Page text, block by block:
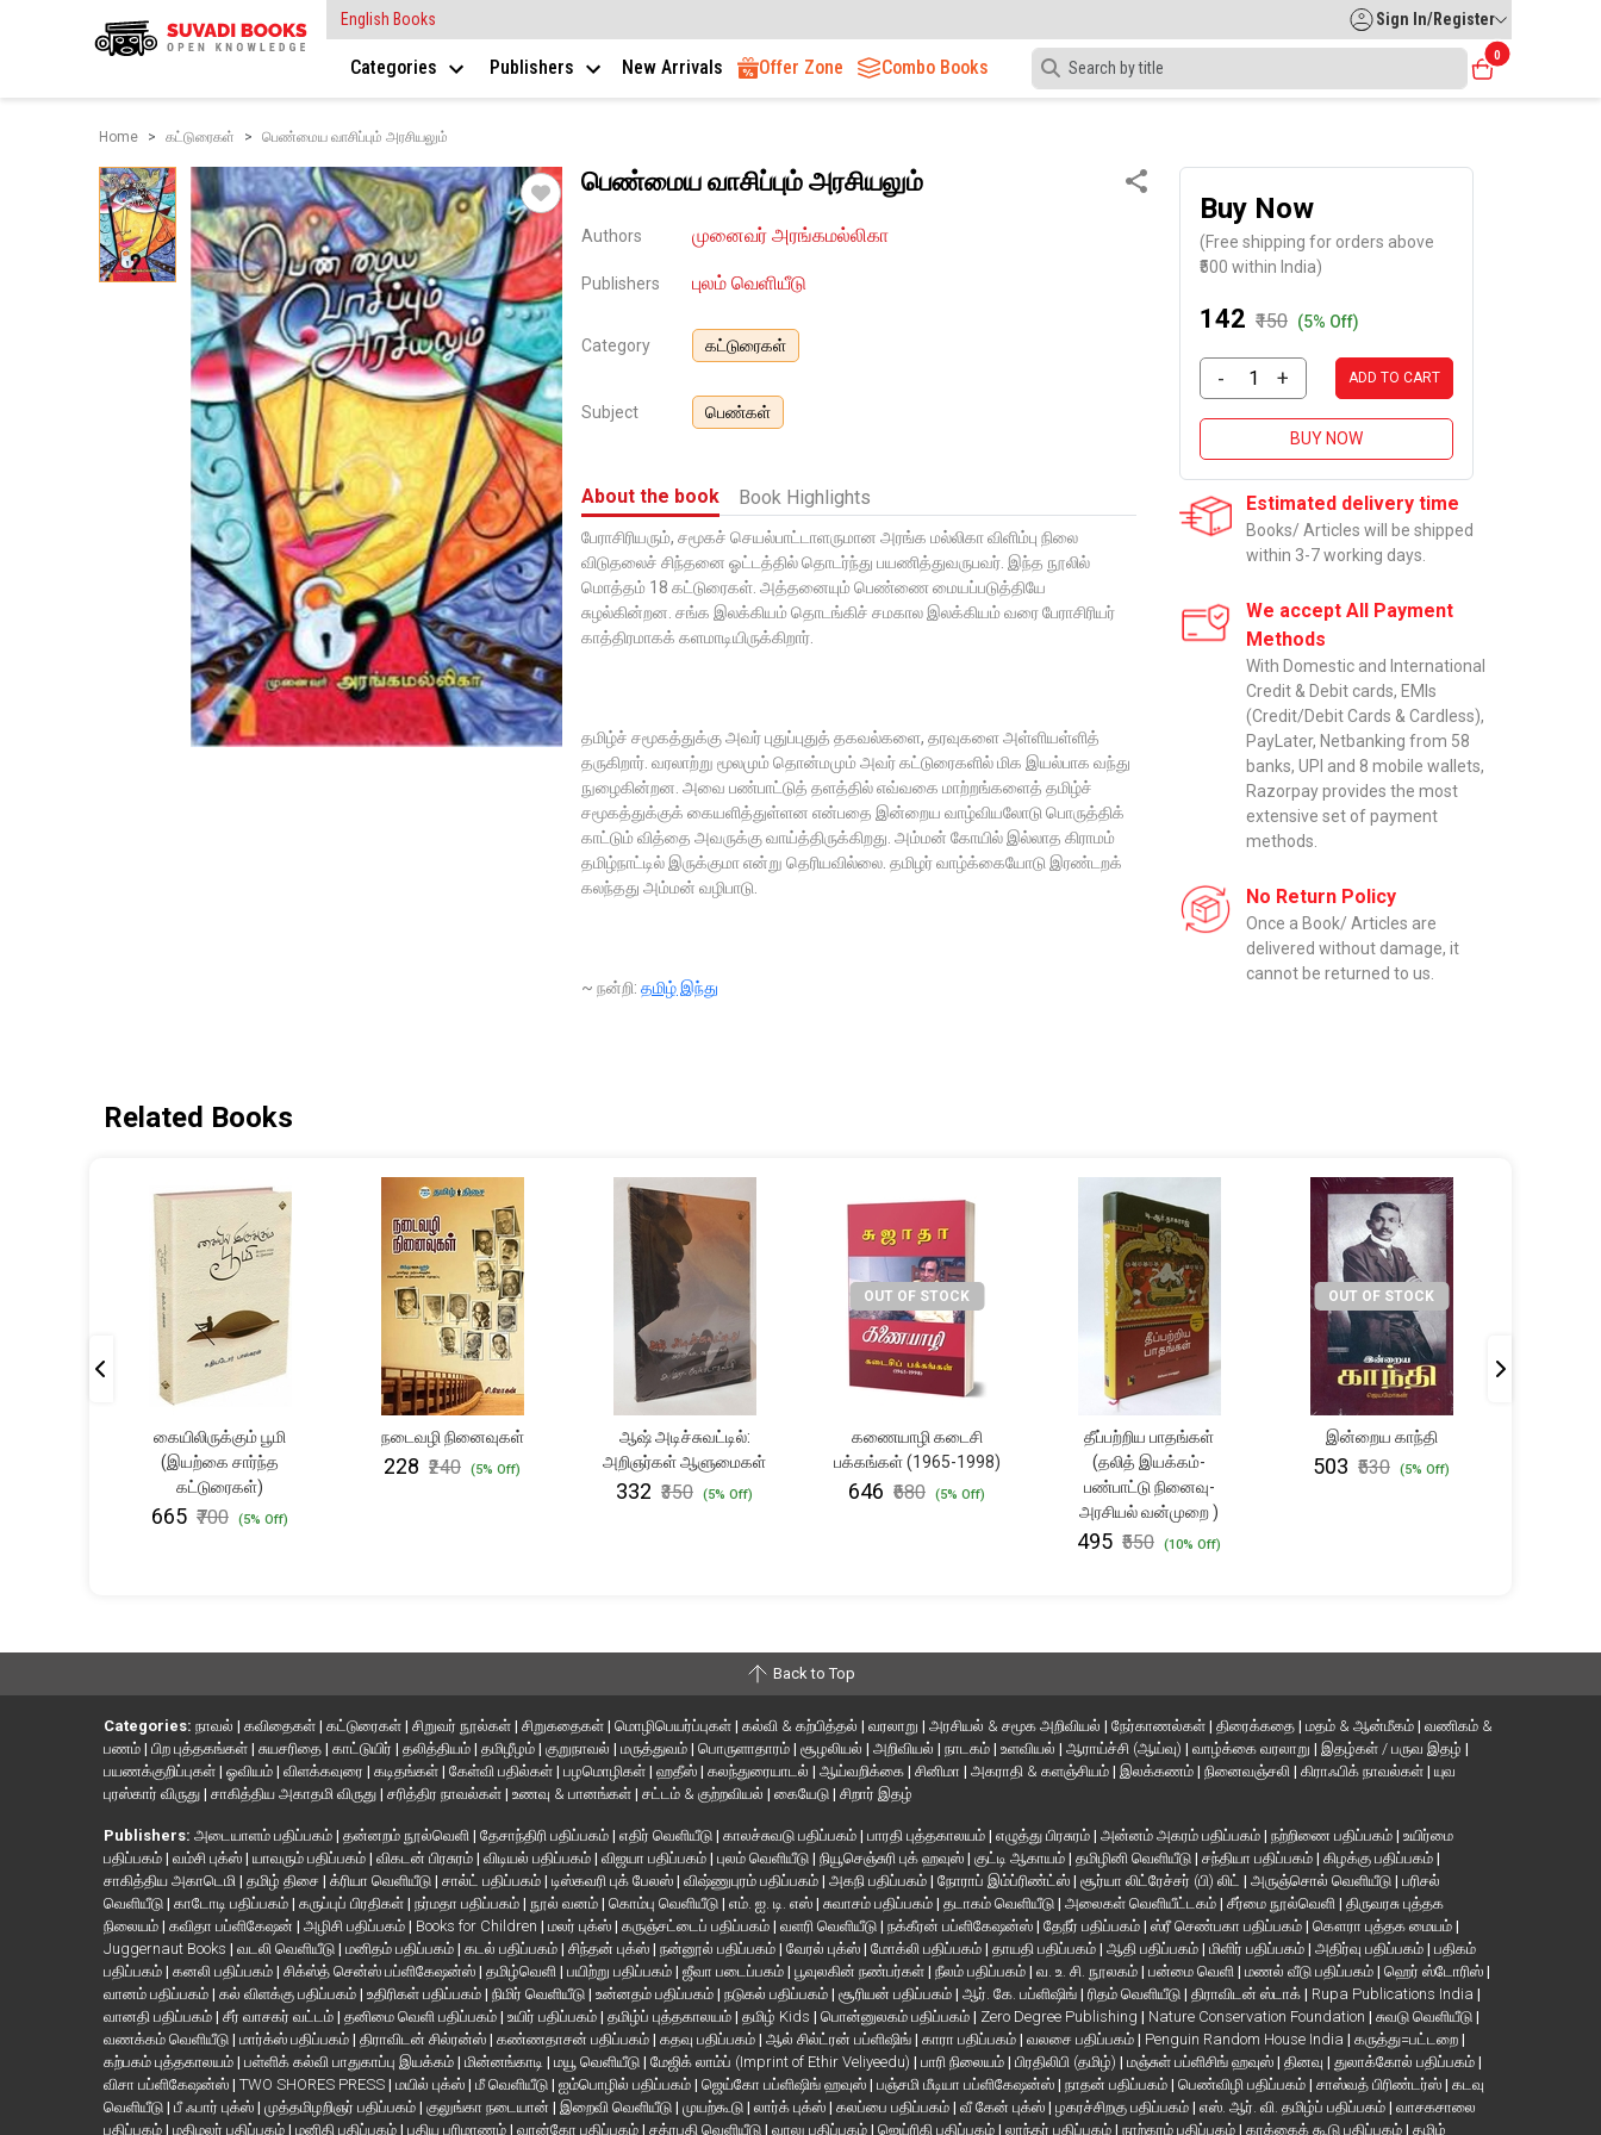
English Books Sign In/Register
Categories Publishers New Arrivals Offer Zone Combo Books
0
Home கட்டுரைகள் பெண்மைய வாசிப்பும் அரசியலும்
பெண்மைய வாசிப்பும் அரசியலும்
Authors முனைவர் அரங்கமல்லிகா
Publishers புலம் வெளியீடு
Category கட்டுரைகள்
Subject பெண்கள்
About the book Book Highlights
பேராசிரியரும், சமூகச் செயல்பாட்டாளருமான அரங்க மல்லிகா விளிம்பு நிலை
விடுதலைச் சிந்தனை ஓட்டத்தில் தொடர்ந்து பயணித்துவருபவர். இந்த நூலில்
மொத்தம் 18 கட்டுரைகள். அத்தனையும் பெண்ணை மையப்படுத்தியே
சுழல்கின்றன. சங்க இலக்கியம் தொடங்கிச் சமகால இலக்கியம் வரை பேராசிரியர்
காத்திரமாகக் களமாடியிருக்கிறார்.
தமிழ்ச் சமூகத்துக்கு அவர் புதுப்புதுத் தகவல்களை, தரவுகளை அள்ளியள்ளித்
தருகிறார். வரலாற்று மூலமும் தொன்மமும் அவர் கட்டுரைகளில் மிக இயல்பாக வந்து
நுழைகின்றன. அவை பண்பாட்டுத் தளத்தில் எவ்வகை மாற்றங்களைத் தமிழ்ச்
சமூகத்துக்குக் கையளித்துள்ளன என்பதை இன்றைய வாழ்வியலோடு பொருத்திக்
காட்டும் வித்தை அவருக்கு வாய்த்திருக்கிறது. அம்மன் கோயில் இல்லாத கிராமம்
தமிழ்நாட்டில் இருக்குமா என்று தெரியவில்லை. தமிழர் வாழ்க்கையோடு இரண்டறக்
கலந்தது அம்மன் வழிபாடு.
~ நன்றி: தமிழ் இந்து
Buy Now
(Free shipping for orders above
₹500 within India)
₹142 ₹150 (5% Off)
- + ADD TO CART
BUY NOW
Estimated delivery time
Books/ Articles will be shipped
within 3-7 working days.
We accept All Payment
Methods
With Domestic and International
Credit & Debit cards, EMIs
(Credit/Debit Cards & Cardless),
PayLater, Netbanking from 58
banks, UPI and 8 mobile wallets,
Razorpay provides the most
extensive set of payment
methods.
No Return Policy
Once a Book/ Articles are
delivered without damage, it
cannot be returned to us.
Related Books
கையிலிருக்கும் பூமி
(இயற்கை சார்ந்த
கட்டுரைகள்)
₹665 ₹700 (5% Off)
நடைவழி நினைவுகள்
₹228 ₹240 (5% Off)
ஆஷ் அடிச்சுவட்டில்:
அறிஞர்கள் ஆளுமைகள்
₹332 ₹350 (5% Off)
OUT OF STOCK
கணையாழி கடைசி
பக்கங்கள் (1965-1998)
₹646 ₹680 (5% Off)
தீப்பற்றிய பாதங்கள்
(தலித் இயக்கம்-
பண்பாட்டு நினைவு-
அரசியல் வன்முறை )
₹495 ₹550 (10% Off)
OUT OF STOCK
இன்றைய காந்தி
₹503 ₹530 (5% Off)
Back to Top
Categories: நாவல் | கவிதைகள் | கட்டுரைகள் | சிறுவர் நூல்கள் | சிறுகதைகள் | மொழிபெயர்ப்புகள் | கல்வி & கற்பித்தல் | வரலாறு | அரசியல் & சமூக அறிவியல் | நேர்காணல்கள் | திரைக்கதை | மதம் & ஆன்மீகம் | வணிகம் &
பணம் | பிற புத்தகங்கள் | சுயசரிதை | காட்டுயிர் | தலித்தியம் | தமிழீழம் | குறுநாவல் | மருத்துவம் | பொருளாதாரம் | சூழலியல் | அறிவியல் | நாடகம் | உளவியல் | ஆராய்ச்சி (ஆய்வு) | வாழ்க்கை வரலாறு | இதழ்கள் / பருவ இதழ் |
பயணக்குறிப்புகள் | ஓவியம் | விளக்கவுரை | கடிதங்கள் | கேள்வி பதில்கள் | பழமொழிகள் | ஹதீஸ் | கலந்துரையாடல் | ஆய்வறிக்கை | சினிமா | அகராதி & களஞ்சியம் | இலக்கணம் | நினைவஞ்சலி | கிராஃபிக் நாவல்கள் | யுவ
புரஸ்கார் விருது | சாகித்திய அகாதமி விருது | சரித்திர நாவல்கள் | உணவு & பானங்கள் | சட்டம் & குற்றவியல் | கையேடு | சிறார் இதழ்
Publishers: அடையாளம் பதிப்பகம் | தன்னறம் நூல்வெளி | தேசாந்திரி பதிப்பகம் | எதிர் வெளியீடு | காலச்சுவடு பதிப்பகம் | பாரதி புத்தகாலயம் | எழுத்து பிரசுரம் | அன்னம் அகரம் பதிப்பகம் | நற்றிணை பதிப்பகம் | உயிர்மை
பதிப்பகம் | வம்சி புக்ஸ் | யாவரும் பதிப்பகம் | விகடன் பிரசுரம் | விடியல் பதிப்பகம் | விஜயா பதிப்பகம் | புலம் வெளியீடு | நியூசெஞ்சுரி புக் ஹவுஸ் | குட்டி ஆகாயம் | தமிழினி வெளியீடு | சந்தியா பதிப்பகம் | கிழக்கு பதிப்பகம் |
சாகித்திய அகாடெமி | தமிழ் திசை | க்ரியா வெளியீடு | சால்ட் பதிப்பகம் | டிஸ்கவரி புக் பேலஸ் | விஷ்ணுபுரம் பதிப்பகம் | அகநி பதிப்பகம் | நோராப் இம்ப்ரிண்ட்ஸ் | சூர்யா லிட்ரேச்சர் (பி) லிட் | அருஞ்சொல் வெளியீடு | பரிசல்
வெளியீடு | காடோடி பதிப்பகம் | கருப்புப் பிரதிகள் | நர்மதா பதிப்பகம் | நூல் வனம் | கொம்பு வெளியீடு | எம். ஐ. டி. எஸ் | சுவாசம் பதிப்பகம் | தடாகம் வெளியீடு | அலைகள் வெளியீட்டகம் | சீர்மை நூல்வெளி | திருவரசு புத்தக
நிலையம் | கவிதா பப்ளிகேஷன் | அழிசி பதிப்பகம் | Books for Children | மலர் புக்ஸ் | கருஞ்சட்டைப் பதிப்பகம் | வளரி வெளியீடு | நக்கீரன் பப்ளிகேஷன்ஸ் | தேநீர் பதிப்பகம் | ஸ்ரீ செண்பகா பதிப்பகம் | கௌரா புத்தக மையம் |
Juggernaut Books | வடலி வெளியீடு | மனிதம் பதிப்பகம் | கடல் பதிப்பகம் | சிந்தன் புக்ஸ் | நன்னூல் பதிப்பகம் | வேரல் புக்ஸ் | மோக்லி பதிப்பகம் | தாயதி பதிப்பகம் | ஆதி பதிப்பகம் | மிளிர் பதிப்பகம் | அதிர்வு பதிப்பகம் | பதிகம்
பதிப்பகம் | கனலி பதிப்பகம் | சிக்ஸ்த் சென்ஸ் பப்ளிகேஷன்ஸ் | தமிழ்வெளி | பயிற்று பதிப்பகம் | ஜீவா படைப்பகம் | பூவுலகின் நண்பர்கள் | நீலம் பதிப்பகம் | வ. உ. சி. நூலகம் | பன்மை வெளி | மணல் வீடு பதிப்பகம் | ஹெர் ஸ்டோரிஸ் |
வானம் பதிப்பகம் | கல் விளக்கு பதிப்பகம் | உதிரிகள் பதிப்பகம் | நிமிர் வெளியீடு | உன்னதம் பதிப்பகம் | நடுகல் பதிப்பகம் | சூரியன் பதிப்பகம் | ஆர். கே. பப்ளிஷிங் | ரிதம் வெளியீடு | திராவிடன் ஸ்டாக் | Rupa Publications India |
வானதி பதிப்பகம் | சீர் வாசகர் வட்டம் | தனிமை வெளி பதிப்பகம் | உயிர் பதிப்பகம் | தமிழ்ப் புத்தகாலயம் | தமிழ் Kids | பொன்னுலகம் பதிப்பகம் | Zero Degree Publishing | Nature Conservation Foundation | சுவடு வெளியீடு |
வணக்கம் வெளியீடு | மார்க்ஸ் பதிப்பகம் | திராவிடன் சில்ரன்ஸ் | கண்ணதாசன் பதிப்பகம் | கதவு பதிப்பகம் | ஆல் சில்ட்ரன் பப்ளிஷிங் | காரா பதிப்பகம் | வலசை பதிப்பகம் | Penguin Random House India | கருத்து=பட்டறை |
கற்பகம் புத்தகாலயம் | பள்ளிக் கல்வி பாதுகாப்பு இயக்கம் | மின்னங்காடி | மயூ வெளியீடு | மேஜிக் லாம்ப் (Imprint of Ethir Veliyeedu) | பாரி நிலையம் | பிரதிலிபி (தமிழ்) | மஞ்சுள் பப்ளிசிங் ஹவுஸ் | தினவு | துலாக்கோல் பதிப்பகம் |
விசா பப்ளிகேஷன்ஸ் | TWO SHORES PRESS | மயில் புக்ஸ் | மீ வெளியீடு | ஐம்பொழில் பதிப்பகம் | ஜெய்கோ பப்ளிஷிங் ஹவுஸ் | பஞ்சமி மீடியா பப்ளிகேஷன்ஸ் | நாதன் பதிப்பகம் | பெண்விழி பதிப்பகம் | சாஸ்வத் பிரிண்டர்ஸ் | கடவு
வெளியீடு | பீ ஃபார் புக்ஸ் | முத்தமிழறிஞர் பதிப்பகம் | குலுங்கா நடையான் | இறைவி வெளியீடு | முயற்கூடு | லார்க் புக்ஸ் | கலப்பை பதிப்பகம் | வீ கேன் புக்ஸ் | ழகரச்சிறகு பதிப்பகம் | எஸ். ஆர். வி. தமிழ்ப் பதிப்பகம் | வாசகசாலை
பதிப்பகம் | மதிமலர் பதிப்பகம் | மனிதி பதிப்பகம் | புதிய பரிமாணம் | வான்கோ பதிப்பகம் | சத்ரபதி வெளியீடு | வாலு பதிப்பகம் | ஜெய்ரிகி பதிப்பகம் | லாந்தர் பதிப்பகம் | நாற்கரம் பதிப்பகம் | காக்கைக் கூடு பதிப்பகம் | தமிழ்